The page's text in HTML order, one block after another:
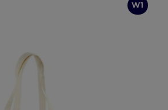
W1